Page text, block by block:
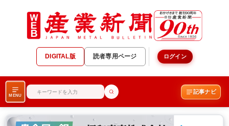
DIGITAL版 読者専用ページ ログイン
MENU
記事ナビ